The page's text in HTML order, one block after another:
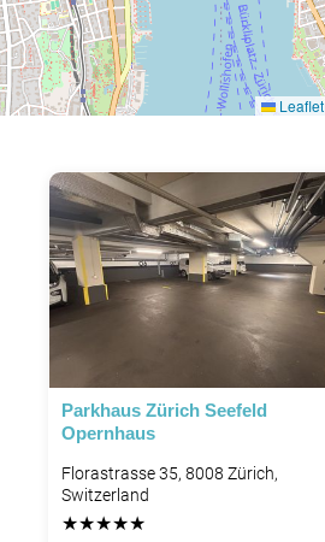
Leaflet
Parkhaus Zürich Seefeld
Opernhaus
Florastrasse 35, 8008 Zürich,
Switzerland
★★★★★